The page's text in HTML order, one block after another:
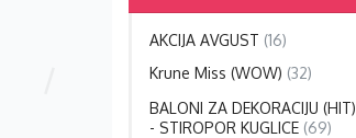
AKCIJA AVGUST (16)
Krune Miss (WOW) (32)
BALONI ZA DEKORACIJU (HIT)
- STIROPOR KUGLICE (69)